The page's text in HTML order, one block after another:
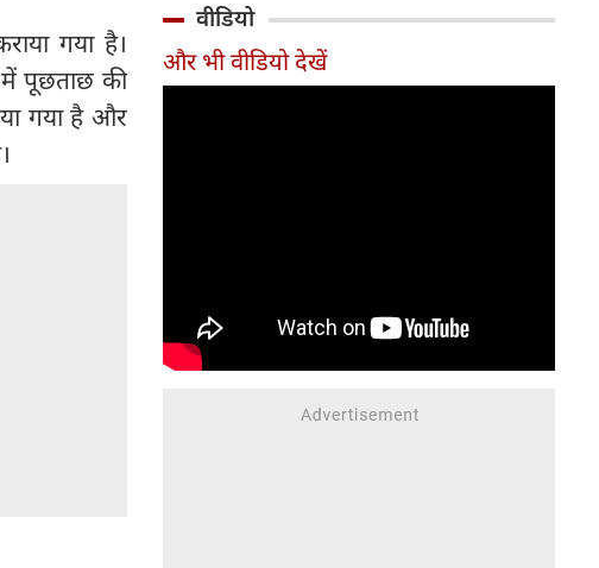
गया है।
में पूछताछ की
गया है और
खरीदते समय किन बातों पर ध्यान
देना चाहिए।
वीडियो
और भी वीडियो देखें